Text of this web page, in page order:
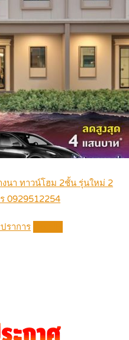
นา ทาวน์โฮม 2ชั้น รุ่นใหม่ 2
0929512254
ราการ